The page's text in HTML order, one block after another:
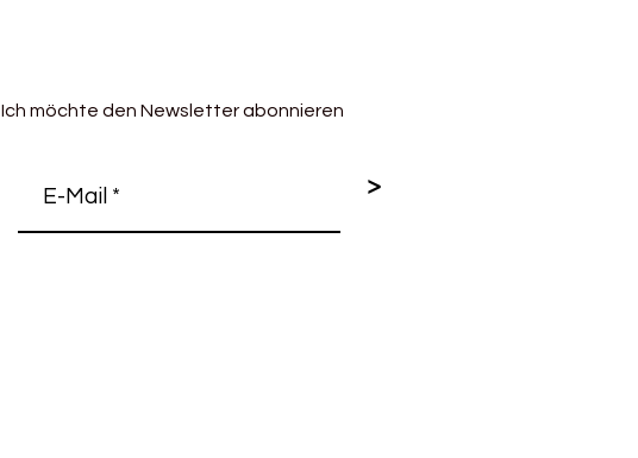
Ich möchte den Newsletter abonnieren
>